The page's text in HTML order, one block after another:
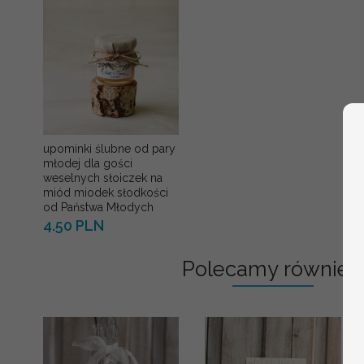
upominki ślubne od pary
młodej dla gości
weselnych słoiczek na
miód miodek słodkości
od Państwa Młodych
4.50 PLN
Polecamy również: